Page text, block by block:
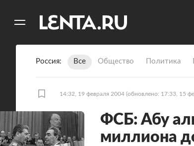
Россия Все Общество Политика
14:32, 19 февраля 2004 (обновлено: 17:33, 15
ФСБ: Абу
миллиона